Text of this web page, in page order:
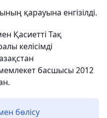
қарауына енгізілді.
Қасиетті Тақ
келісімді
басшысы 2012
бөлісу